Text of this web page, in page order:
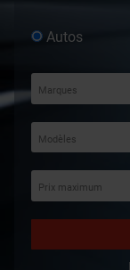
Autos